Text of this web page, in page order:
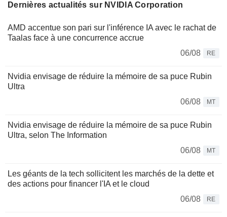
Dernières actualités sur NVIDIA Corporation
AMD accentue son pari sur l'inférence IA avec le rachat de
Taalas face à une concurrence accrue
06/08
RE
Nvidia envisage de réduire la mémoire de sa puce Rubin
Ultra
06/08
MT
Nvidia envisage de réduire la mémoire de sa puce Rubin
Ultra, selon The Information
06/08
MT
Les géants de la tech sollicitent les marchés de la dette et
des actions pour financer l'IA et le cloud
06/08
RE